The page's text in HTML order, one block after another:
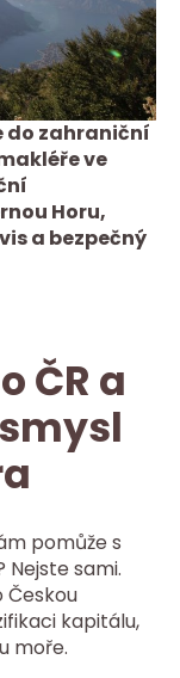
do zahraniční
ve
Horu,
a bezpečný
ČR a
pomůže s
sami.
Českou
kapitálu,
moře.